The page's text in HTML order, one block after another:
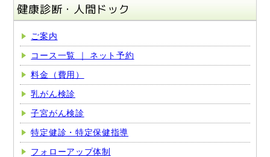
健康診断・人間ドック
ご案内
コース一覧 ｜ ネット予約
料金（費用）
乳がん検診
子宮がん検診
特定健診・特定保健指導
フォローアップ体制